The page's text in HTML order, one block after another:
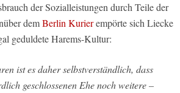
der Sozialleistungen durch Teile der
demBerlin Kurierempörte sich Liecke
geduldete Harems-Kultur:
ist es daher selbstverständlich, dass
geschlossenen Ehe noch weitere –